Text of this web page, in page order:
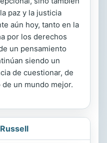
paz y la justicia
aún hoy, tanto en la
por los derechos
un pensamiento
siendo un
de cuestionar, de
un mundo mejor.